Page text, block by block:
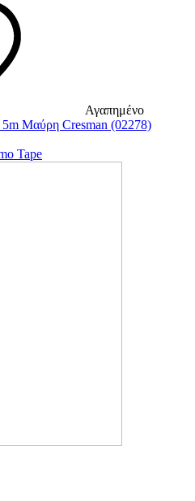
Αγαπημένο
5m Μαύρη Cresman (02278)